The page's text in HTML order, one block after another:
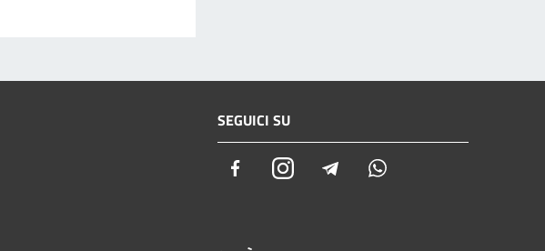
SEGUICI SU
FacebookInstagramTelegram